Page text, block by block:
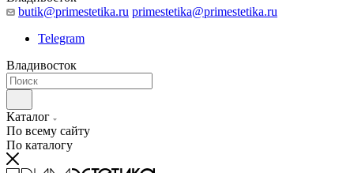
butik@primestetika.ru primestetika@primestetika.ru
Telegram
Владивосток
Каталог
По всему сайту
По каталогу